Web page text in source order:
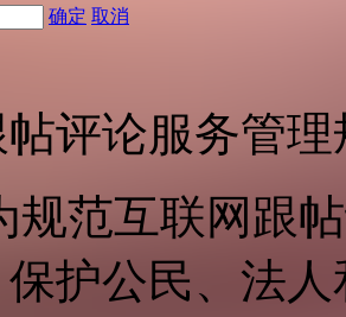
确定 取消
评论服务管理
规范互联网跟
护公民、法